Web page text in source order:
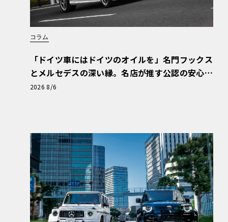
コラム
「ドイツ車にはドイツのオイルを」名門フックス
とメルセデスの深い縁。名店が推す公認の安心
と、Cクラスで味わうシルキーな走り〈PR〉
2026 8/6